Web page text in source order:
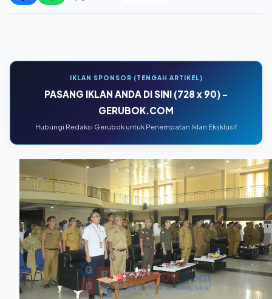
IKLAN SPONSOR (TENGAH ARTIKEL)
PASANG IKLAN ANDA DI SINI (728 x 90) -
GERUBOK.COM
Hubungi Redaksi Gerubok untuk Penempatan Iklan Eksklusif